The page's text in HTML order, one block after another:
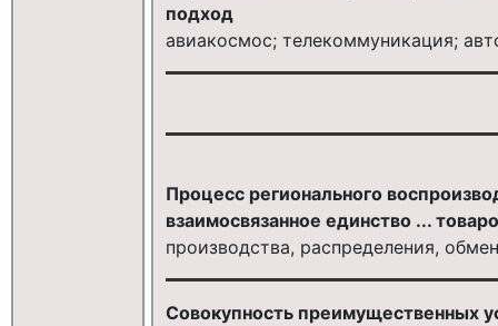
подход
авиакосмос; телекоммуникация;
Процесс регионального
взаимосвязанное единство ...
производства, распределения,
Совокупность преимущественных